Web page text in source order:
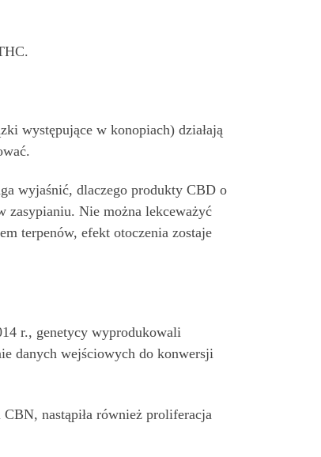
występujące w konopiach) działają
wyjaśnić, dlaczego produkty CBD o
zasypianiu. Nie można lekceważyć
terpenów, efekt otoczenia zostaje
r., genetycy wyprodukowali
danych wejściowych do konwersji
nastąpiła również proliferacja